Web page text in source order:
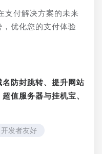
支付解决方案的未来
优化您的支付体验
防封跳转、提升网站
值服务器与挂机宝、
开发者友好